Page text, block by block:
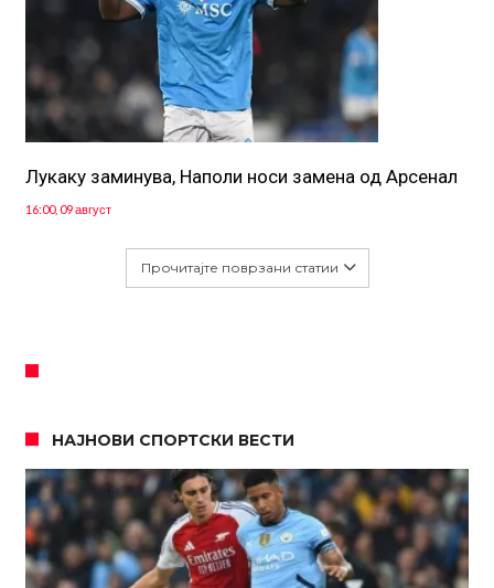
Лукаку заминува, Наполи носи замена од Арсенал
16:00, 09 август
Прочитајте поврзани статии
НАЈНОВИ СПОРТСКИ ВЕСТИ